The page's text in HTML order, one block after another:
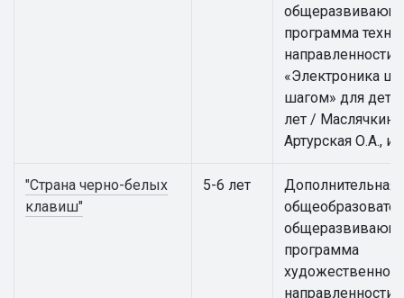
программа
направленности
«Электроника
шагом» для
лет / Маслячкина
Артурская О.А., и
"Страна черно-белых
клавиш"
5-6 лет
Дополнительная
программа
художественной
направленности